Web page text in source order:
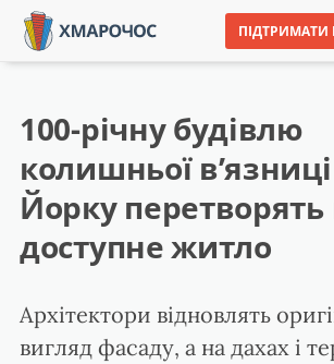
100-річну будівлю
колишньої
Йорку перетворять
доступне житло
Архітектори відновлять
вигляд фасаду, а на дахах і